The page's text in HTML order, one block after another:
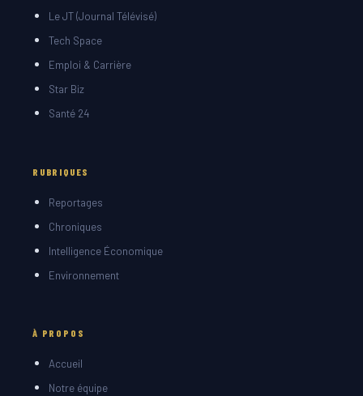
Le JT (Journal Télévisé)
Tech Space
Emploi & Carrière
Star Biz
Santé 24
RUBRIQUES
Reportages
Chroniques
Intelligence Économique
Environnement
À PROPOS
Accueil
Notre équipe